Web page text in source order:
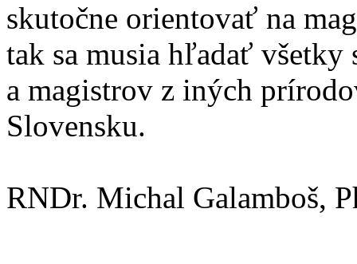
skutočne orientovať na
tak sa musia hľadať
a magistrov z iných
Slovensku.
RNDr. Michal Galamboš,